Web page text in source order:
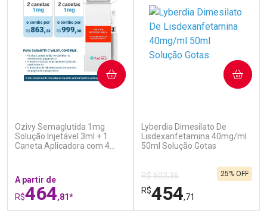
Ozivy Semaglutida 1mg
Solução Injetável 3ml + 1
Caneta Aplicadora com 4
A partir de
R$464,81*
COMPRAR
Lyberdia Dimesilato De
Lisdexanfetamina 40mg/ml
50ml Solução Gotas
R$ 603,36
R$454,71
25% OFF
COMPRAR